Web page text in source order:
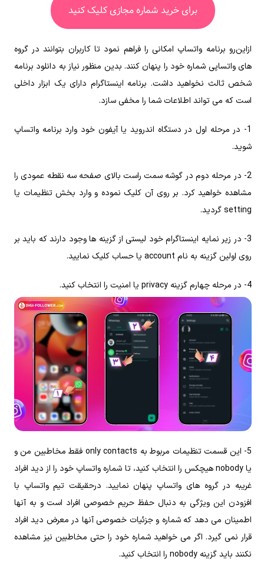
برای خرید شماره مجازی کلیک کنید
ازاین‌رو برنامه واتساپ امکانی را فراهم نمود تا کاربران بتوانند در گروه‌
های واتساپی شماره خود را پنهان کنند. بدین منظور نیاز به دانلود برنامه
شخص ثالث نخواهید داشت. برنامه اینستاگرام دارای یک ابزار داخلی
است که می ‌تواند اطلاعات شما را مخفی سازد.
1- در مرحله اول در دستگاه اندروید یا آیفون خود وارد برنامه واتساپ
شوید.
2- در مرحله دوم در گوشه سمت راست بالای صفحه سه نقطه عمودی را
مشاهده خواهید کرد. بر روی آن کلیک نموده و وارد بخش تنظیمات یا
setting گردید.
3- در زیر نمایه اینستاگرام خود لیستی از گزینه‌ ها وجود دارند که باید بر
روی اولین گزینه به‌ نام account یا حساب کلیک نمایید.
4- در مرحله چهارم گزینه privacy یا امنیت را انتخاب کنید.
5- این قسمت تنظیمات مربوط به only contacts فقط مخاطبین من و
یا nobody هیچکس را انتخاب کنید، تا شماره واتساپ خود را از دید افراد
غریبه در گروه‌ های واتساپ پنهان نمایید. درحقیقت تیم واتساپ با
افزودن این ویژگی به‌ دنبال حفظ حریم خصوصی افراد است و به آنها
اطمینان می ‌دهد که شماره و جزئیات خصوصی آنها در معرض دید افراد
قرار نمی‌ گیرد. اگر می ‌خواهید شماره خود را حتی مخاطبین نیز مشاهده
نکنند باید گزینه nobody را انتخاب کنید.